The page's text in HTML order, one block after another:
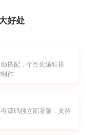
好处
搭配，个性化编辑排
作
源码独立部署版，支持